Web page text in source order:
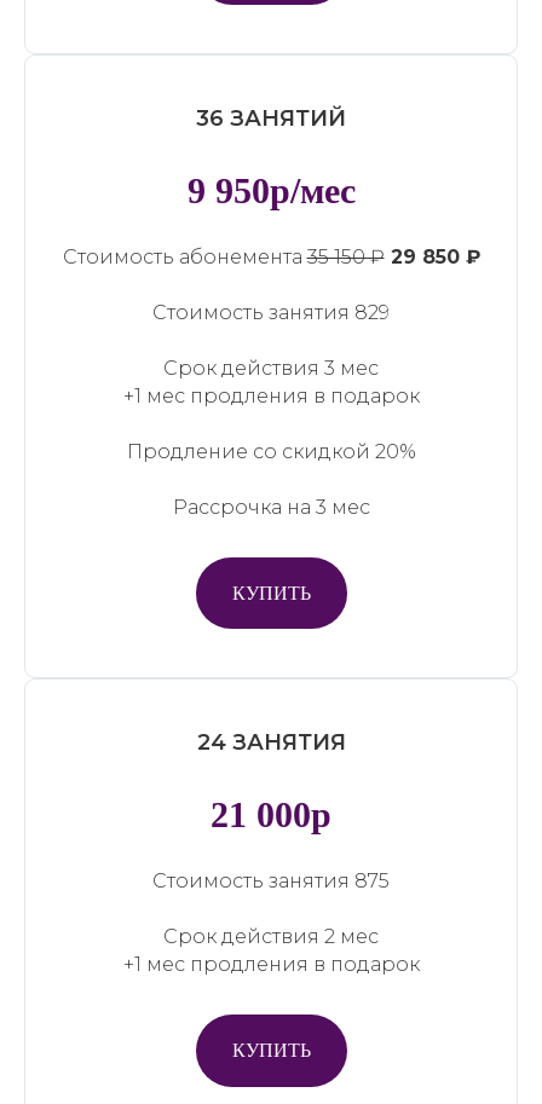
36 ЗАНЯТИЙ
9 950р/мес
Стоимость абонемента35 150 ₽29 850 ₽
Стоимость занятия 829
Срок действия 3 мес
+1 мес продления в подарок
Продление со скидкой 20%
Рассрочка на 3 мес
КУПИТЬ
24 ЗАНЯТИЯ
21 000р
Стоимость занятия 875
Срок действия 2 мес
+1 мес продления в подарок
КУПИТЬ